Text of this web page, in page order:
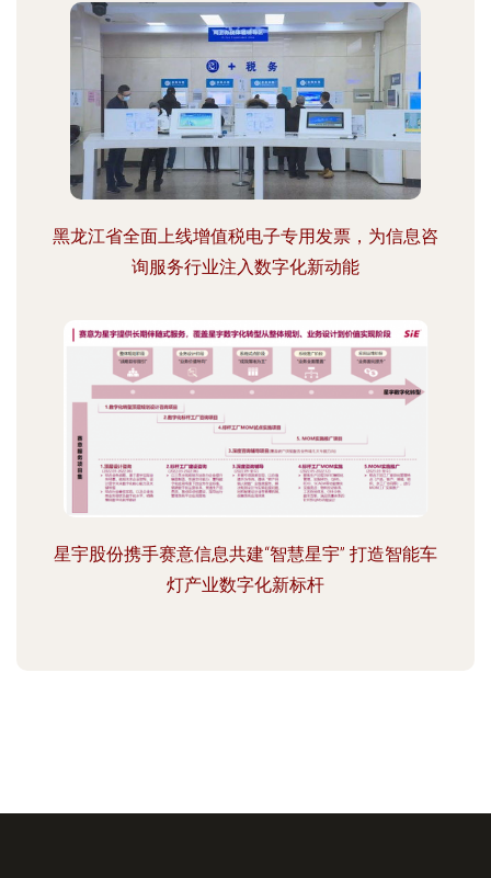
黑龙江省全面上线增值税电子专用发票，为信息咨
询服务行业注入数字化新动能
星宇股份携手赛意信息共建“智慧星宇” 打造智能车
灯产业数字化新标杆